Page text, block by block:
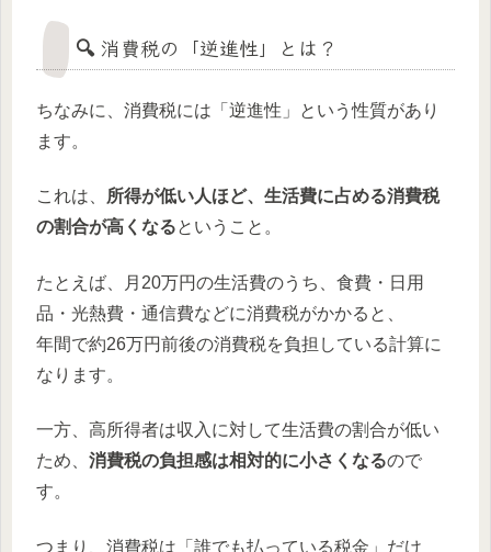
🔍 消費税の「逆進性」とは？
ちなみに、消費税には「逆進性」という性質があり
ます。
これは、
所得が低い人ほど、生活費に占める消費税
の割合が高くなるということ。
たとえば、月20万円の生活費のうち、食費・日用
品・光熱費・通信費などに消費税がかかると、
年間で約26万円前後の消費税を負担している計算に
なります。
一方、高所得者は収入に対して生活費の割合が低い
ため、 消費税の負担感は相対的に小さくなるので
す。
つまり、消費税は「誰でも払っている税金」だけ